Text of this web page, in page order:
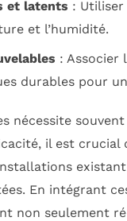
et latents : Utiliser
et l’humidité.
: Associer
durables pour
nécessite souvent
il est crucial
En intégrant
non seulement